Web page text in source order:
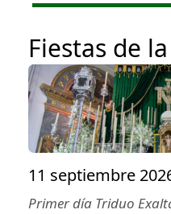
Sra.
del
Rosario
Fiestas de
11 septiembre
Primer día Triduo